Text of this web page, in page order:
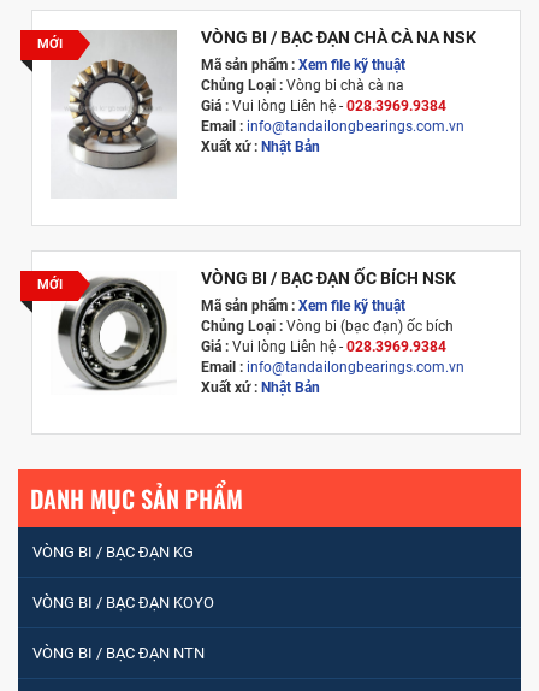
MỚI VÒNG BI / BẠC ĐẠN CHÀ CÀ NA NSK
Mã sản phẩm : Xem file kỹ thuật
Chủng Loại : Vòng bi chà cà na
Giá :Vui lòng Liên hệ - 028.3969.9384
Email : info@tandailongbearings.com.vn
Xuất xứ : Nhật Bản
MỚI VÒNG BI / BẠC ĐẠN ỐC BÍCH NSK
Mã sản phẩm : Xem file kỹ thuật
Chủng Loại : Vòng bi (bạc đạn) ốc bích
Giá :Vui lòng Liên hệ - 028.3969.9384
Email : info@tandailongbearings.com.vn
Xuất xứ : Nhật Bản
DANH MỤC SẢN PHẨM
VÒNG BI / BẠC ĐẠN KG
VÒNG BI / BẠC ĐẠN KOYO
VÒNG BI / BẠC ĐẠN NTN